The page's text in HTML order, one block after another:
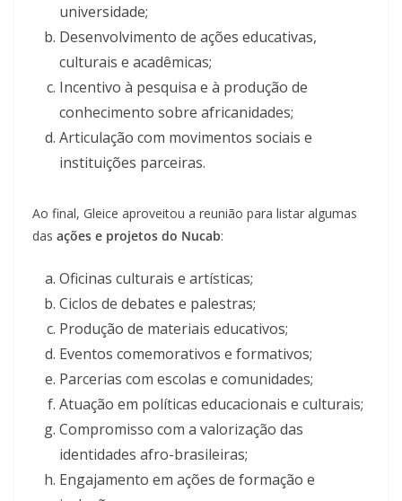
universidade;
Desenvolvimento de ações educativas,
culturais e acadêmicas;
Incentivo à pesquisa e à produção de
conhecimento sobre africanidades;
Articulação com movimentos sociais e
instituições parceiras.
Ao final, Gleice aproveitou a reunião para listar algumas
das ações e projetos do Nucab:
Oficinas culturais e artísticas;
Ciclos de debates e palestras;
Produção de materiais educativos;
Eventos comemorativos e formativos;
Parcerias com escolas e comunidades;
Atuação em políticas educacionais e culturais;
Compromisso com a valorização das
identidades afro-brasileiras;
Engajamento em ações de formação e